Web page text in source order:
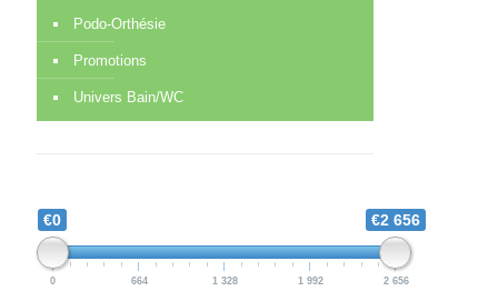
Podo-Orthésie
Promotions
Univers Bain/WC
€0 €2 656
0 664 1 328 1 992 2 656